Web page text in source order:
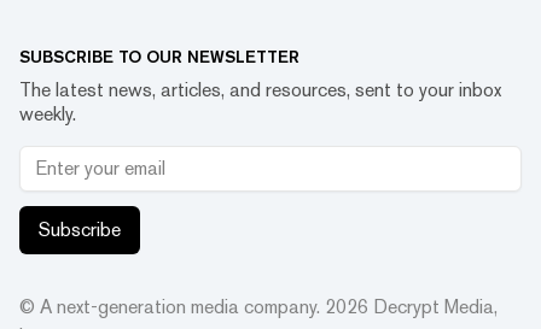
SUBSCRIBE TO OUR NEWSLETTER
The latest news, articles, and resources, sent to your inbox
weekly.
Subscribe
© A next-generation media company. 2026 Decrypt Media,